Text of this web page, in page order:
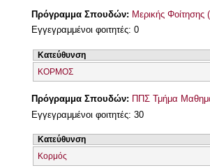
Πρόγραμμα Σπουδών: Μερικής Φοίτησης
Εγγεγραμμένοι φοιτητές: 0
Κατεύθυνση
ΚΟΡΜΟΣ
Πρόγραμμα Σπουδών: ΠΠΣ Τμήμα
Εγγεγραμμένοι φοιτητές: 30
Κατεύθυνση
Κορμός